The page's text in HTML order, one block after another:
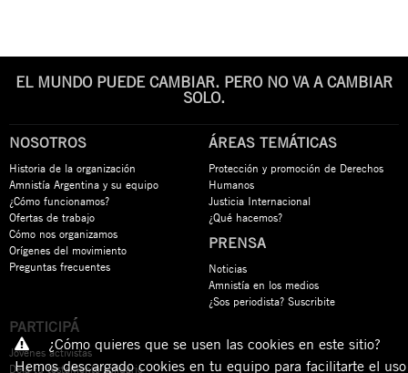
EL MUNDO PUEDE CAMBIAR. PERO NO VA A CAMBIAR
SOLO.
NOSOTROS
Historia de la organización
Amnistía Argentina y su equipo
¿Cómo funcionamos?
Ofertas de trabajo
Cómo nos organizamos
Orígenes del movimiento
Preguntas frecuentes
ÁREAS TEMÁTICAS
Protección y promoción de Derechos
Humanos
Justicia Internacional
¿Qué hacemos?
PRENSA
Noticias
Amnistía en los medios
¿Sos periodista? Suscribite
PARTICIPÁ
Jóvenes activistas
Dejá tu testamento solidario
¿Cómo quieres que se usen las cookies en este sitio?
Hemos descargado cookies en tu equipo para facilitarte el uso